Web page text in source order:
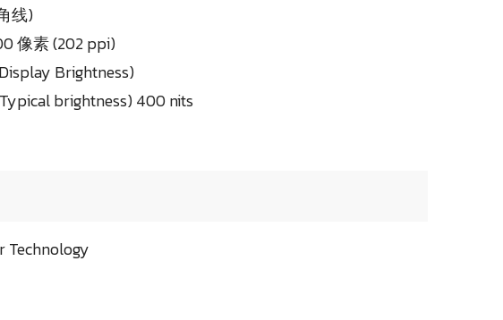
线)
像素 (202 ppi)
Brightness)
brightness) 400 nits
Technology